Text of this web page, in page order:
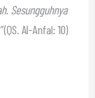
Sesungguhnya
(QS. Al-Anfal: 10)